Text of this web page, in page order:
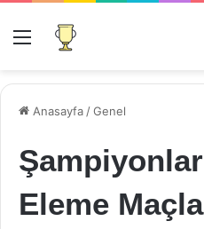
Menü
Anasayfa /Genel
Eleme